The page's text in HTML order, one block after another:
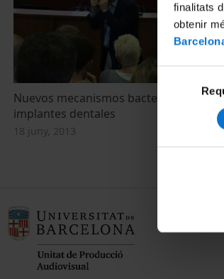
finalitats
obtenir
consentiment
Nuevos mecanismos bactericidas en
implantes dentales
18 juny, 2013